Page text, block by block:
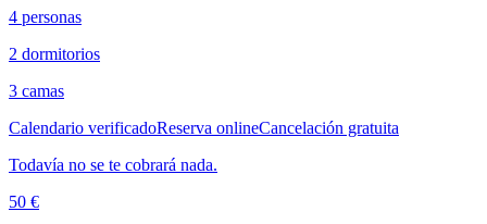
4 personas
2 dormitorios
3 camas
Calendario verificadoReserva onlineCancelación gratuita
Todavía no se te cobrará nada.
50 €